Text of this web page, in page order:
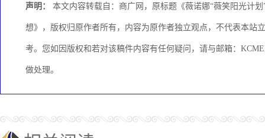
声明： 本文内容转载自：商广网，原标题《薇诺娜“薇笑阳光计
想》，版权归原作者所有，内容为原作者独立观点，不代表本站
考。您如因版权和若对该稿件内容有任何疑问，请与邮箱：
做处理。